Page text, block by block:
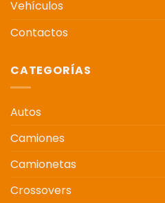
Vehículos
Contactos
CATEGORÍAS
Autos
Camiones
Camionetas
Crossovers